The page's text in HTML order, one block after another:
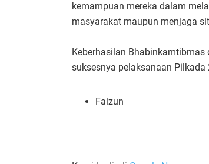
kemampuan mereka dalam
masyarakat maupun menjaga
Keberhasilan
suksesnya pelaksanaan
Faizun